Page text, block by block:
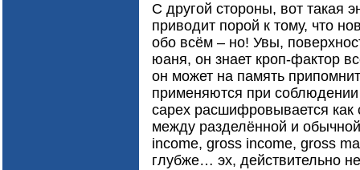
С другой стороны, вот такая
приводит порой к тому, что
обо всём – но! Увы,
юаня, он знает кроп-фактор
он может на память
применяются при соблюдении
capex расшифровывается как
между разделённой и
income, gross income, gross
глубже… эх, действительно